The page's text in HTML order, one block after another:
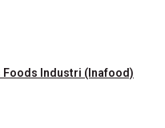
Foods Industri (Inafood)